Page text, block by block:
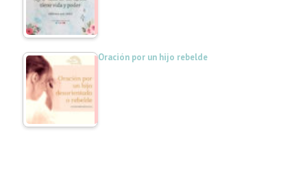
Oración por un hijo rebelde